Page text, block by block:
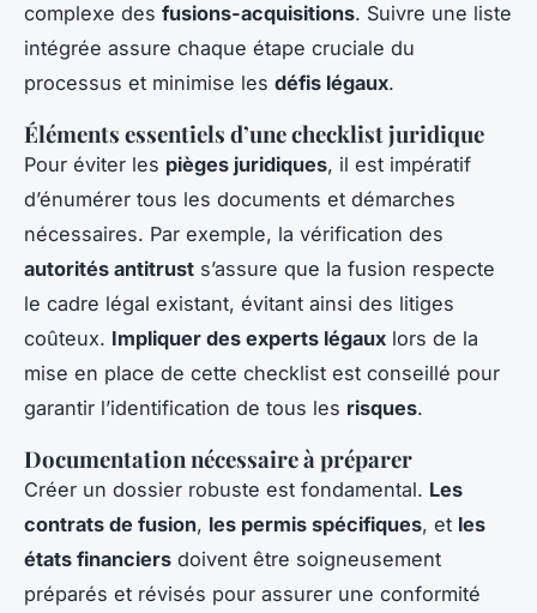
complexe des fusions-acquisitions. Suivre une liste
intégrée assure chaque étape cruciale du
processus et minimise les défis légaux.
Éléments essentiels d’une checklist juridique
Pour éviter les pièges juridiques, il est impératif
d’énumérer tous les documents et démarches
nécessaires. Par exemple, la vérification des
autorités antitrust s’assure que la fusion respecte
le cadre légal existant, évitant ainsi des litiges
coûteux. Impliquer des experts légaux lors de la
mise en place de cette checklist est conseillé pour
garantir l’identification de tous les risques.
Documentation nécessaire à préparer
Créer un dossier robuste est fondamental. Les
contrats de fusion, les permis spécifiques, et les
états financiers doivent être soigneusement
préparés et révisés pour assurer une conformité